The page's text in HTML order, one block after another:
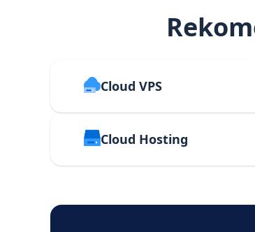
Cloud VPS
Cloud Hosting